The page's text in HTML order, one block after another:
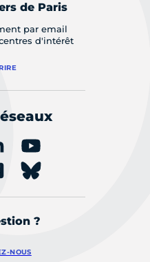
de Paris
par email
d'intérêt
?
NOUS